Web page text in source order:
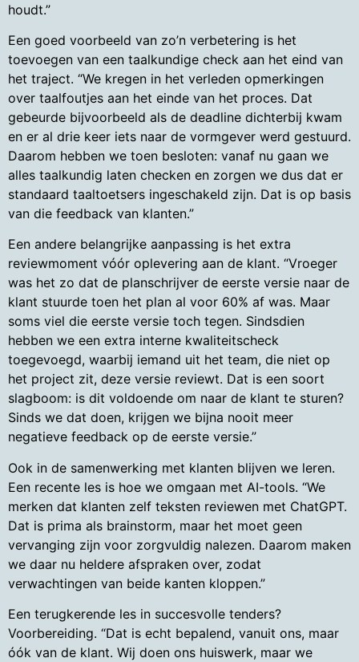
houdt.”
Een goed voorbeeld van zo’n verbetering is het
toevoegen van een taalkundige check aan het eind van
het traject. “We kregen in het verleden opmerkingen
over taalfoutjes aan het einde van het proces. Dat
gebeurde bijvoorbeeld als de deadline dichterbij kwam
en er al drie keer iets naar de vormgever werd gestuurd.
Daarom hebben we toen besloten: vanaf nu gaan we
alles taalkundig laten checken en zorgen we dus dat er
standaard taaltoetsers ingeschakeld zijn. Dat is op basis
van die feedback van klanten.”
Een andere belangrijke aanpassing is het extra
reviewmoment vóór oplevering aan de klant. “Vroeger
was het zo dat de planschrijver de eerste versie naar de
klant stuurde toen het plan al voor 60% af was. Maar
soms viel die eerste versie toch tegen. Sindsdien
hebben we een extra interne kwaliteitscheck
toegevoegd, waarbij iemand uit het team, die niet op
het project zit, deze versie reviewt. Dat is een soort
slagboom: is dit voldoende om naar de klant te sturen?
Sinds we dat doen, krijgen we bijna nooit meer
negatieve feedback op de eerste versie.”
Ook in de samenwerking met klanten blijven we leren.
Een recente les is hoe we omgaan met AI-tools. “We
merken dat klanten zelf teksten reviewen met ChatGPT.
Dat is prima als brainstorm, maar het moet geen
vervanging zijn voor zorgvuldig nalezen. Daarom maken
we daar nu heldere afspraken over, zodat
verwachtingen van beide kanten kloppen.”
Een terugkerende les in succesvolle tenders?
Voorbereiding. “Dat is echt bepalend, vanuit ons, maar
óók van de klant. Wij doen ons huiswerk, maar we